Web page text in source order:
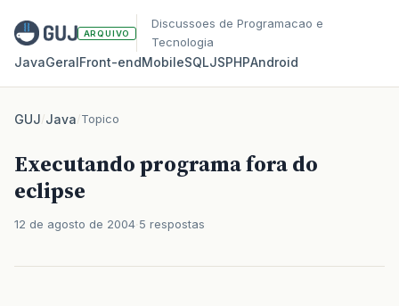
ARQUIVO
Discussoes de Programacao e
Tecnologia
JavaGeralFront‑endMobileSQLJSPHPAndroid
GUJ/Java/Topico
Executando programa fora do
eclipse
12 de agosto de 2004 5 respostas